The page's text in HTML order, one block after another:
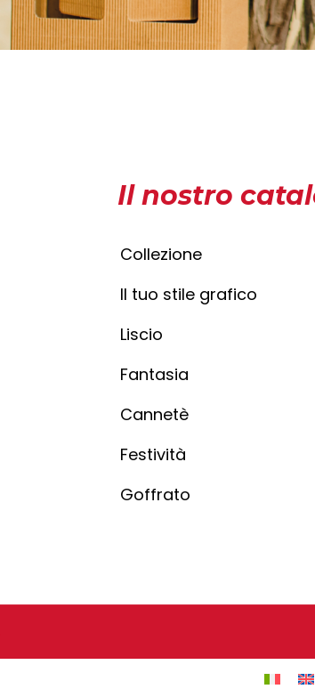
Il nostro
Collezione
Il tuo stile grafico
Liscio
Fantasia
Cannetè
Festività
Goffrato